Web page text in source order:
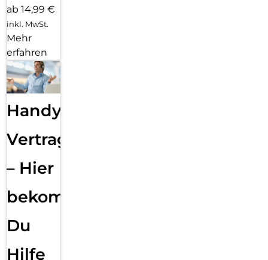
ab 14,99 €
inkl. MwSt.
Mehr
erfahren
Handy
Vertragsabwicklung
– Hier
bekommst
Du
Hilfe